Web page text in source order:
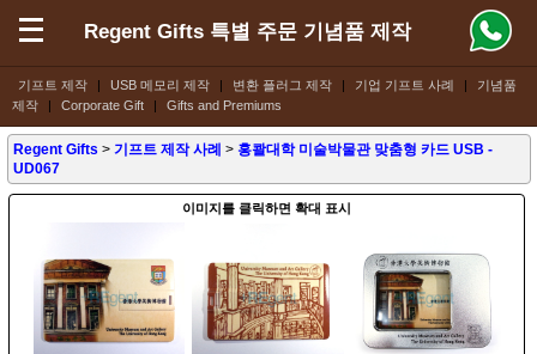
기프트 제작 | USB 메모리 제작 | 변환 플러그 제작 | 기업 기프트 사례 |
기념품
제작
| Corporate Gift | Gifts and Premiums
Regent Gifts 특별 주문 기념품 제작
Regent Gifts >기프트 제작 사례 > 홍콸대학 미술박물관 맞춤형 카드 USB -
UD067
이미지를 클릭하면 확대 표시